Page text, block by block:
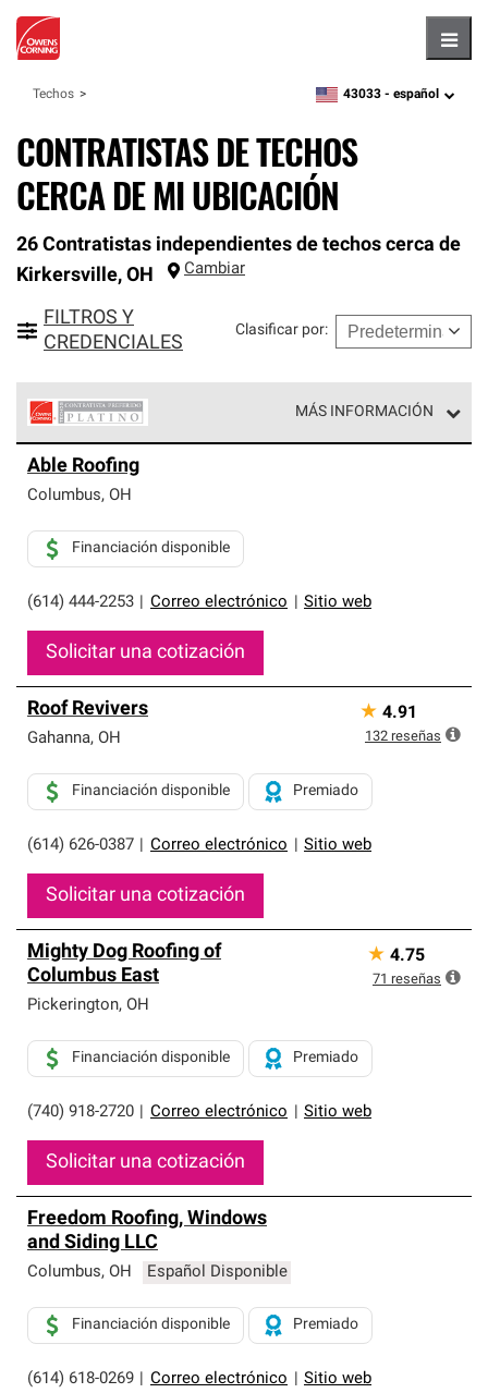
Techos zipcode,language
43033 - español
CONTRATISTAS DE TECHOS
CERCA DE MI UBICACIÓN
26 Contratistas independientes de techos cerca de
Kirkersville, OH Cambiar
FILTROS Y
CREDENCIALES
Clasificar por:
MÁS INFORMACIÓN
Corning constituyen el nivel superior de nuestra red
exclusiva y cumplen con estándares estrictos de
Solo ellos pueden ofrecer nuestra mejor garantía de
sistemas de techos.
Able Roofing
Columbus, OH
(614) 444-2253 Correo electrónico Sitio web
Financiación disponible
Solicitar una cotización
Roof Revivers
Gahanna, OH
(614) 626-0387 Correo electrónico Sitio web
Financiación disponible Premiado
Solicitar una cotización
★ 4.91
132 reseñas
Mighty Dog Roofing of
Columbus East
Pickerington, OH
(740) 918-2720 Correo electrónico Sitio web
Financiación disponible Premiado
Solicitar una cotización
★ 4.75
71 reseñas
Freedom Roofing, Windows
and Siding LLC
Columbus, OH Español Disponible
(614) 618-0269 Correo electrónico Sitio web
Financiación disponible Premiado